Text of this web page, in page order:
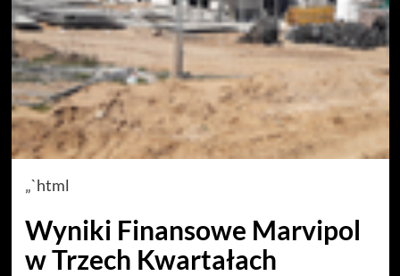
„`html
Wyniki Finansowe Marvipol
w Trzech Kwartałach